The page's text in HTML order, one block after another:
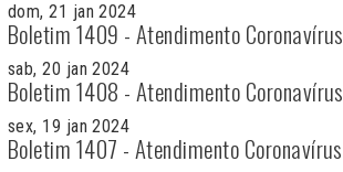
dom, 21 jan 2024
Boletim 1409 - Atendimento Coronavírus
sab, 20 jan 2024
Boletim 1408 - Atendimento Coronavírus
sex, 19 jan 2024
Boletim 1407 - Atendimento Coronavírus